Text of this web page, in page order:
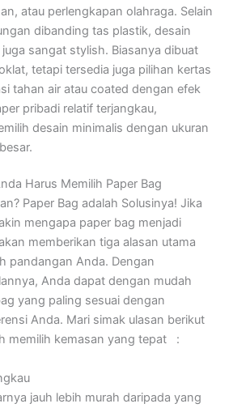
atau perlengkapan olahraga. Selain
dibanding tas plastik, desain
sangat stylish. Biasanya dibuat
tetapi tersedia juga pilihan kertas
tahan air atau coated dengan efek
pribadi relatif terjangkau,
desain minimalis dengan ukuran
Harus Memilih Paper Bag
Paper Bag adalah Solusinya! Jika
mengapa paper bag menjadi
memberikan tiga alasan utama
pandangan Anda. Dengan
Anda dapat dengan mudah
yang paling sesuai dengan
Anda. Mari simak ulasan berikut
memilih kemasan yang tepat :
jauh lebih murah daripada yang